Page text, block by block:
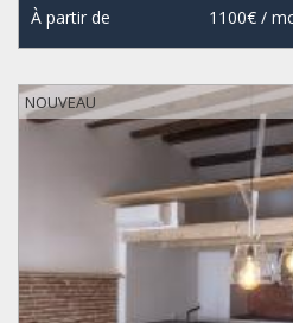
À partir de 1100€/
NOUVEAU